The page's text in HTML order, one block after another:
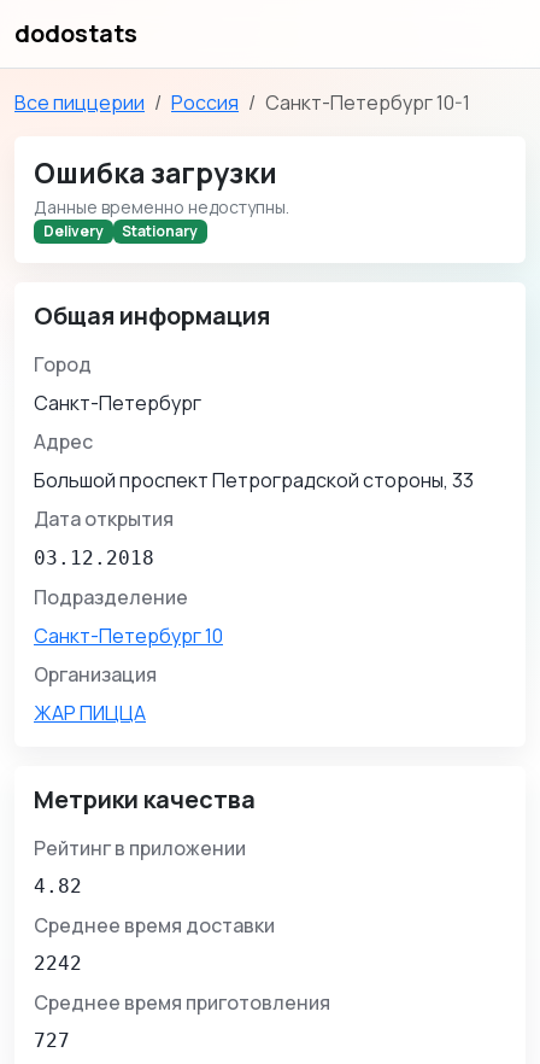
dodostats
Все пиццерии Россия Санкт-Петербург 10-1
Ошибка загрузки
Данные временно недоступны.
Delivery Stationary
Общая информация
Город
Санкт-Петербург
Адрес
Большой проспект Петроградской стороны, 33
Дата открытия
03.12.2018
Подразделение
Санкт-Петербург 10
Организация
ЖАР ПИЦЦА
Метрики качества
Рейтинг в приложении
4.82
Среднее время доставки
2242
Среднее время приготовления
727